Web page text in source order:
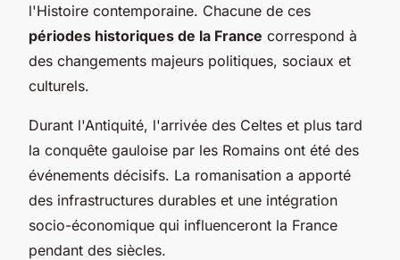
l'Histoire contemporaine. Chacune de ces
périodes historiques de la France correspond à
des changements majeurs politiques, sociaux et
culturels.
Durant l'Antiquité, l'arrivée des Celtes et plus tard
la conquête gauloise par les Romains ont été des
événements décisifs. La romanisation a apporté
des infrastructures durables et une intégration
socio-économique qui influenceront la France
pendant des siècles.